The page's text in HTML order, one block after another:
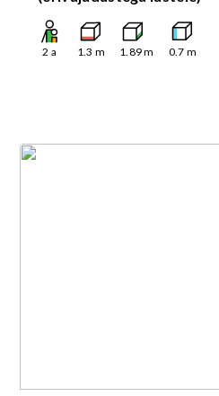
2 a 1.3 m 1.89m 0.7 m